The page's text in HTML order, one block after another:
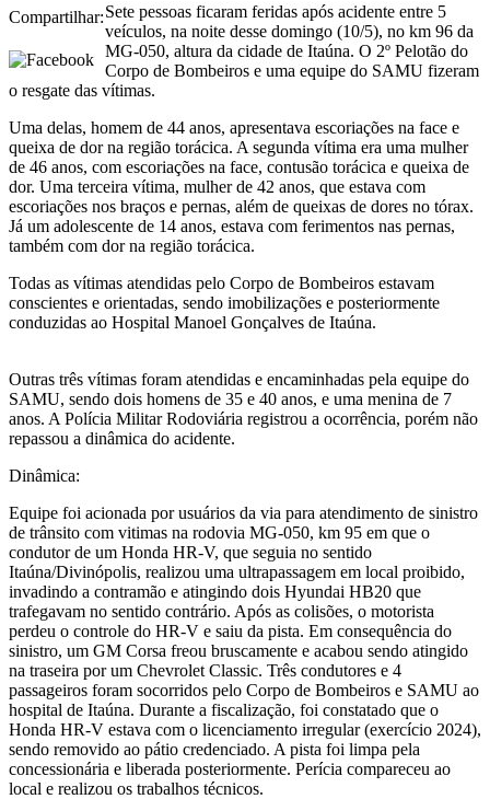
Compartilhar:Sete pessoas ficaram feridas após acidente entre 5
veículos, na noite desse domingo (10/5), no km 96 da
MG-050, altura da cidade de Itaúna. O 2º Pelotão do
Corpo de Bombeiros e uma equipe do SAMU fizeram
o resgate das vítimas.
Uma delas, homem de 44 anos, apresentava escoriações na face e
queixa de dor na região torácica. A segunda vítima era uma mulher
de 46 anos, com escoriações na face, contusão torácica e queixa de
dor. Uma terceira vítima, mulher de 42 anos, que estava com
escoriações nos braços e pernas, além de queixas de dores no tórax.
Já um adolescente de 14 anos, estava com ferimentos nas pernas,
também com dor na região torácica.
Todas as vítimas atendidas pelo Corpo de Bombeiros estavam
conscientes e orientadas, sendo imobilizações e posteriormente
conduzidas ao Hospital Manoel Gonçalves de Itaúna.
Outras três vítimas foram atendidas e encaminhadas pela equipe do
SAMU, sendo dois homens de 35 e 40 anos, e uma menina de 7
anos. A Polícia Militar Rodoviária registrou a ocorrência, porém não
repassou a dinâmica do acidente.
Dinâmica:
Equipe foi acionada por usuários da via para atendimento de sinistro
de trânsito com vitimas na rodovia MG-050, km 95 em que o
condutor de um Honda HR-V, que seguia no sentido
Itaúna/Divinópolis, realizou uma ultrapassagem em local proibido,
invadindo a contramão e atingindo dois Hyundai HB20 que
trafegavam no sentido contrário. Após as colisões, o motorista
perdeu o controle do HR-V e saiu da pista. Em consequência do
sinistro, um GM Corsa freou bruscamente e acabou sendo atingido
na traseira por um Chevrolet Classic. Três condutores e 4
passageiros foram socorridos pelo Corpo de Bombeiros e SAMU ao
hospital de Itaúna. Durante a fiscalização, foi constatado que o
Honda HR-V estava com o licenciamento irregular (exercício 2024),
sendo removido ao pátio credenciado. A pista foi limpa pela
concessionária e liberada posteriormente. Perícia compareceu ao
local e realizou os trabalhos técnicos.